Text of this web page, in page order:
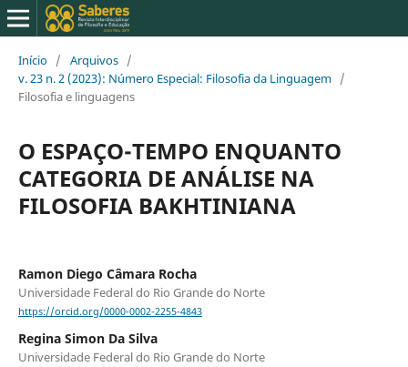
Início / Arquivos /
v. 23 n. 2 (2023): Número Especial: Filosofia da Linguagem /
Filosofia e linguagens
O ESPAÇO-TEMPO ENQUANTO
CATEGORIA DE ANÁLISE NA
FILOSOFIA BAKHTINIANA
Ramon Diego Câmara Rocha
Universidade Federal do Rio Grande do Norte
https://orcid.org/0000-0002-2255-4843
Regina Simon Da Silva
Universidade Federal do Rio Grande do Norte